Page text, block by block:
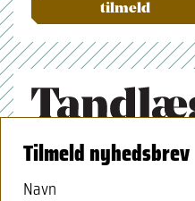
Tandlægeforeningen
Amaliegade 17
Tilmeld nyhedsbrev
Navn